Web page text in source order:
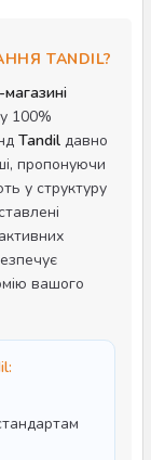
TANDIL?
100%
Tandil давно
пропонуючи
у структуру
вашого